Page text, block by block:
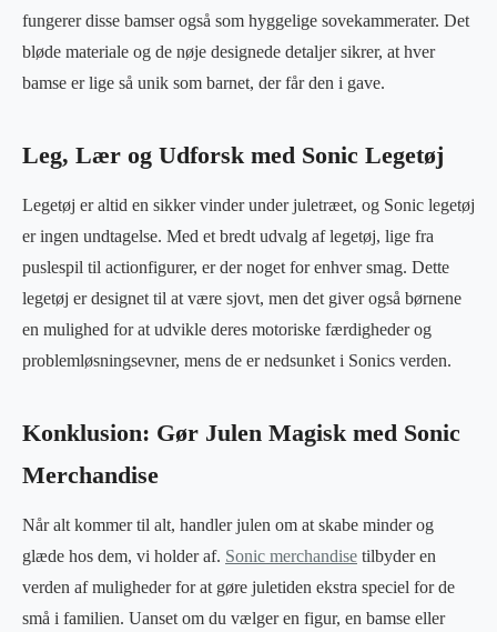
fungerer disse bamser også som hyggelige sovekammerater. Det
bløde materiale og de nøje designede detaljer sikrer, at hver
bamse er lige så unik som barnet, der får den i gave.
Leg, Lær og Udforsk med Sonic Legetøj
Legetøj er altid en sikker vinder under juletræet, og Sonic legetøj
er ingen undtagelse. Med et bredt udvalg af legetøj, lige fra
puslespil til actionfigurer, er der noget for enhver smag. Dette
legetøj er designet til at være sjovt, men det giver også børnene
en mulighed for at udvikle deres motoriske færdigheder og
problemløsningsevner, mens de er nedsunket i Sonics verden.
Konklusion: Gør Julen Magisk med Sonic
Merchandise
Når alt kommer til alt, handler julen om at skabe minder og
glæde hos dem, vi holder af. Sonic merchandise tilbyder en
verden af muligheder for at gøre juletiden ekstra speciel for de
små i familien. Uanset om du vælger en figur, en bamse eller